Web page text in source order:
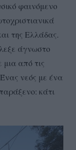
φαινόμενο
της Ελλάδας.
άγνωστο
από τις
νεός με ένα
κάτι